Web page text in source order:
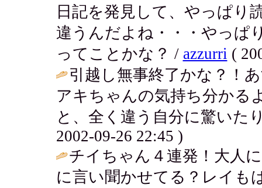
日記を発見して、やっぱり
違うんだよね・・・やっぱ
ってことかな？ / azzurri (
引越し無事終了かな？！
アキちゃんの気持ち分かる
と、全く違う自分に驚いた
2002-09-26 22:45 )
チイちゃん４連発！大人
に言い聞かせてる？レイも